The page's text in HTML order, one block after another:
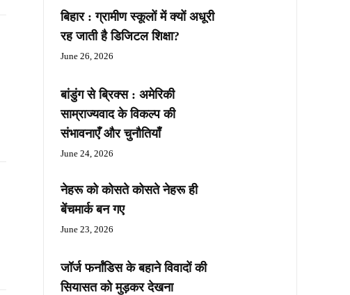
बिहार : ग्रामीण स्कूलों में क्यों अधूरी
रह जाती है डिजिटल शिक्षा?
June 26, 2026
बांडुंग से ब्रिक्स : अमेरिकी
साम्राज्यवाद के विकल्प की
संभावनाएँ और चुनौतियाँ
June 24, 2026
नेहरू को कोसते कोसते नेहरू ही
बेंचमार्क बन गए
June 23, 2026
जॉर्ज फर्नांडिस के बहाने विवादों की
सियासत को मुड़कर देखना